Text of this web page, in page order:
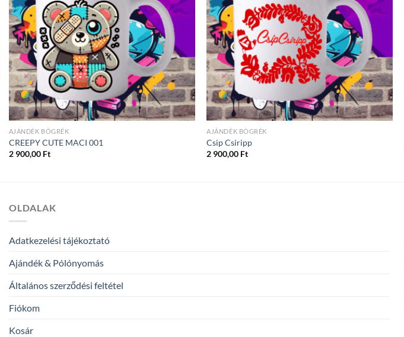
AJÁNDÉK BÖGRÉK
CREEPY CUTE MACI 001
2 900,00 Ft
AJÁNDÉK BÖGRÉK
Csip Csiripp
2 900,00 Ft
OLDALAK
Adatkezelési tájékoztató
Ajándék & Pólónyomás
Általános szerződési feltétel
Fiókom
Kosár